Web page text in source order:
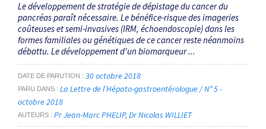
Le développement de stratégie de dépistage du cancer du
pancréas paraît nécessaire. Le bénéfice-risque des imageries
coûteuses et semi-invasives (IRM, échoendoscopie) dans les
formes familiales ou génétiques de ce cancer reste néanmoins
débattu. Le développement d'un biomarqueur ...
DATE DE PARUTION 30 octobre 2018
PARU DANS
La Lettre de l’Hépato-gastroentérologue / N° 5 -
octobre 2018
AUTEURS Pr Jean-Marc PHELIP Dr Nicolas WILLIET